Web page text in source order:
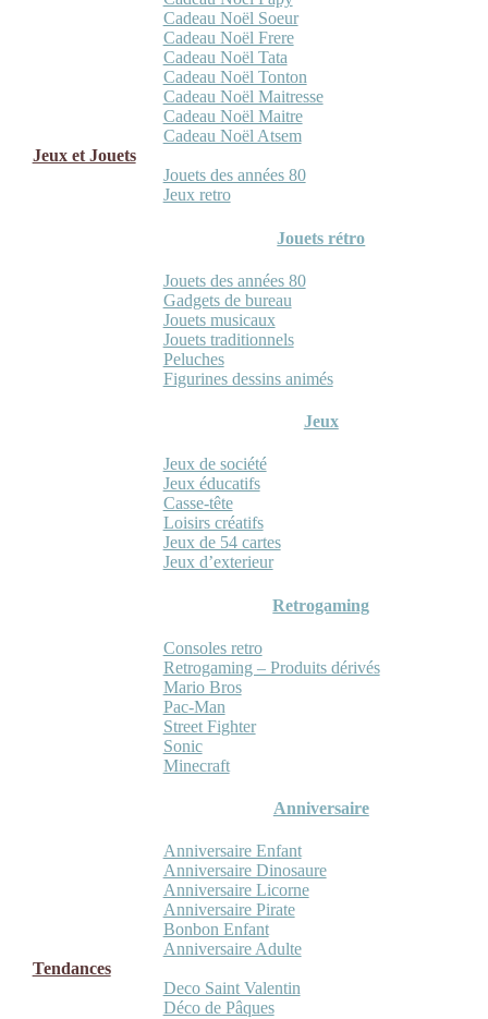
Cadeau Noël Soeur
Cadeau Noël Frere
Cadeau Noël Tata
Cadeau Noël Tonton
Cadeau Noël Maitresse
Cadeau Noël Maitre
Cadeau Noël Atsem
Jeux et Jouets
Jouets des années 80
Jeux retro
Jouets rétro
Jouets des années 80
Gadgets de bureau
Jouets musicaux
Jouets traditionnels
Peluches
Figurines dessins animés
Jeux
Jeux de société
Jeux éducatifs
Casse-tête
Loisirs créatifs
Jeux de 54 cartes
Jeux d’exterieur
Retrogaming
Consoles retro
Retrogaming – Produits dérivés
Mario Bros
Pac-Man
Street Fighter
Sonic
Minecraft
Anniversaire
Anniversaire Enfant
Anniversaire Dinosaure
Anniversaire Licorne
Anniversaire Pirate
Bonbon Enfant
Anniversaire Adulte
Tendances
Deco Saint Valentin
Déco de Pâques